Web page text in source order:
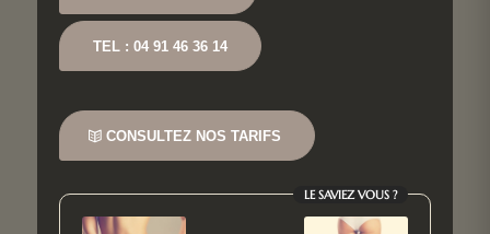
TEL : 04 91 46 36 14
CONSULTEZ NOS TARIFS
LE SAVIEZ VOUS ?